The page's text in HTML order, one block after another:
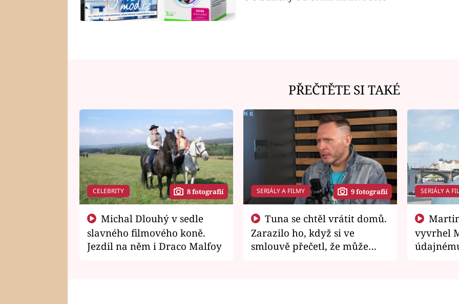
PŘEČTĚTE SI TAKÉ
CELEBRITY 8 fotografií
slavného filmového koně.
Jezdil na něm i Draco Malfoy
SERIÁLY A FILMY 9 fotografií
Zarazilo ho, když si ve
smlouvě přečetl, že může
SERIÁLY A
vyvrhel